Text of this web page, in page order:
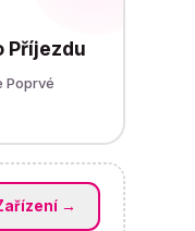
Příjezdu
Poprvé
→